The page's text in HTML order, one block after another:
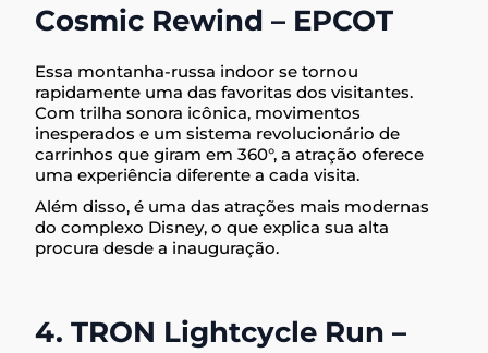
Cosmic Rewind – EPCOT
Essa montanha-russa indoor se tornou
rapidamente uma das favoritas dos visitantes.
Com trilha sonora icônica, movimentos
inesperados e um sistema revolucionário de
carrinhos que giram em 360°, a atração oferece
uma experiência diferente a cada visita.
Além disso, é uma das atrações mais modernas
do complexo Disney, o que explica sua alta
procura desde a inauguração.
4. TRON Lightcycle Run –